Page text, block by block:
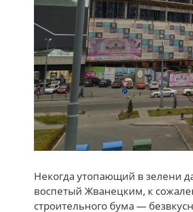
Некогда утопающий в зелени
воспетый Жванецким, к
строительного бума —